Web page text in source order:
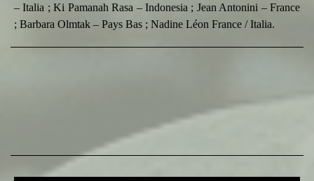
– Italia ; Ki Pamanah Rasa – Indonesia ; Jean Antonini – France
; Barbara Olmtak – Pays Bas ; Nadine Léon France / Italia.